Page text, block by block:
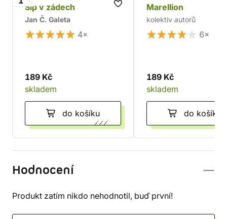
Šíp v zádech
Jan Č. Galeta
4×
189 Kč
skladem
do košíku
Marellion
kolektiv autorů
6×
189 Kč
skladem
do košíku
Hodnocení
Produkt zatím nikdo nehodnotil, buď první!